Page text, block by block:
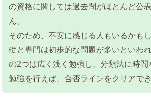
の資格に関しては過去問がほとんど公
ん。
そのため、不安に感じる人もいるかも
礎と専門は初歩的な問題が多いといわ
の2つは広く浅く勉強し、分類法に時間
勉強を行えば、合否ラインをクリアでき